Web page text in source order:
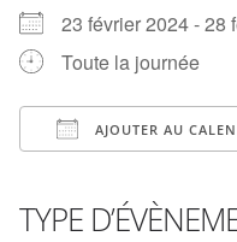
23 février 2024 - 28
Toute la journée
AJOUTER AU
TYPE